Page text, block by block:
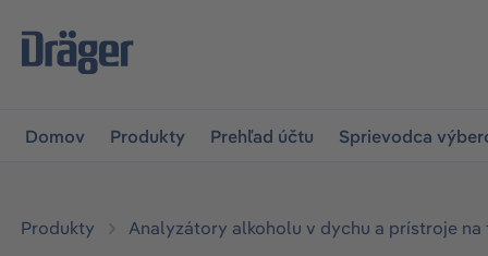
na hlavnú navigáciu
Domov Produkty Prehľad účtu Sprievodca
Produkty Analyzátory alkoholu v dychu a prístroje